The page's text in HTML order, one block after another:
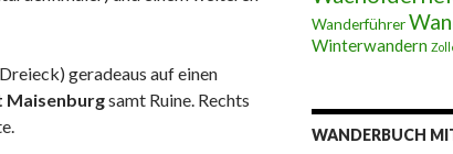
geradeaus auf einen
Maisenburgsamt Ruine. Rechts
Wanderführer
Winterwandern
WANDERBUCH